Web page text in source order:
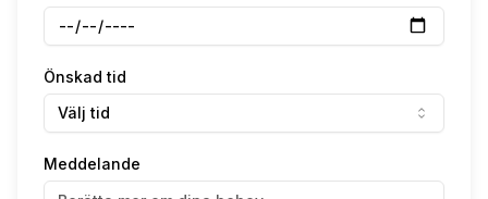
Önskad tid
Välj tid
Meddelande